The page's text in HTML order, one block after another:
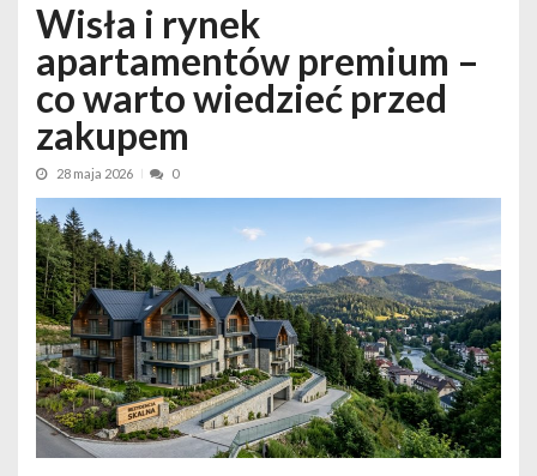
Wisła i rynek
apartamentów premium –
co warto wiedzieć przed
zakupem
28 maja 2026 0